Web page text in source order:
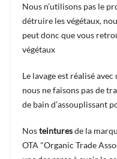
Nous n’utilisons pas le
détruire les végétaux,
peut donc que vous
végétaux
Le lavage est réalisé
nous ne faisons pas de
de bain d’assouplissant
Nosteinturesde la
OTA "Organic Trade